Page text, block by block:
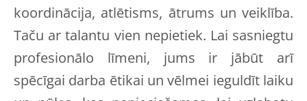
koordinācija, atlētisms, ātrums un veiklība.
Taču ar talantu vien nepietiek. Lai sasniegtu
profesionālo līmeni, jums ir jābūt arī
spēcīgai darba ētikai un vēlmei ieguldīt laiku